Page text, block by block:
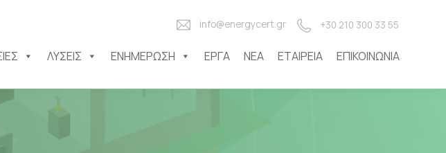
info@energycert.gr +30 210 300 33 55
ΛΎΣΕΙΣ ΕΝΗΜΈΡΩΣΗ ΈΡΓΑ ΝΈΑ ΕΤΑΙΡΕΊΑ ΕΠΙΚΟΙΝΩΝΊΑ